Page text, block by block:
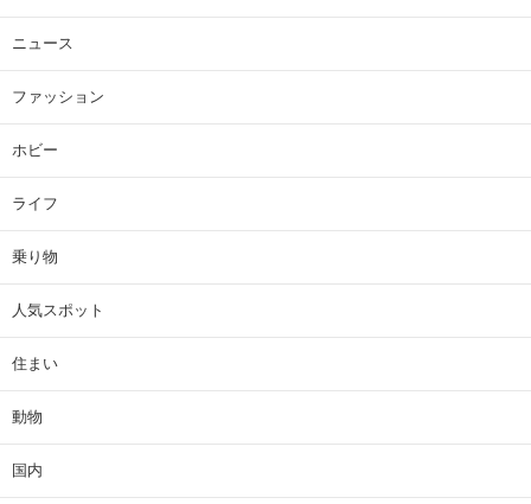
ニュース
ファッション
ホビー
ライフ
乗り物
人気スポット
住まい
動物
国内